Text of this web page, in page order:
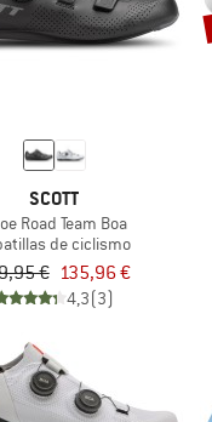
SCOTT
Road Team Boa
de ciclismo
€ 135,96 €
4,3(3)